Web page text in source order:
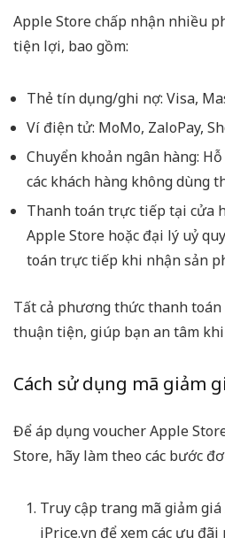
Apple Store chấp nhận nhiều
tiện lợi, bao gồm:
Thẻ tín dụng/ghi nợ: Visa,
Ví điện tử: MoMo, ZaloPay,
Chuyển khoản ngân hàng:
các khách hàng không dùng
Thanh toán trực tiếp tại cửa
Apple Store hoặc đại lý uỷ
toán trực tiếp khi nhận sản
Tất cả phương thức thanh
thuận tiện, giúp bạn an tâm khi
Cách sử dụng mã giảm
Để áp dụng voucher Apple
Store, hãy làm theo các bước
Truy cập trang mã giảm
iPrice.vn để xem các ưu đãi